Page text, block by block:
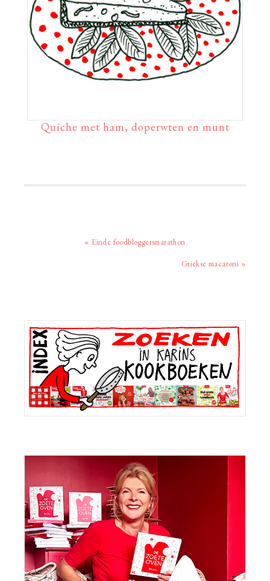
Quiche met ham, doperwten en munt
Vorig
« Einde foodbloggersmarathon
Volgend
Griekse macaroni »
Primaire
Sidebar